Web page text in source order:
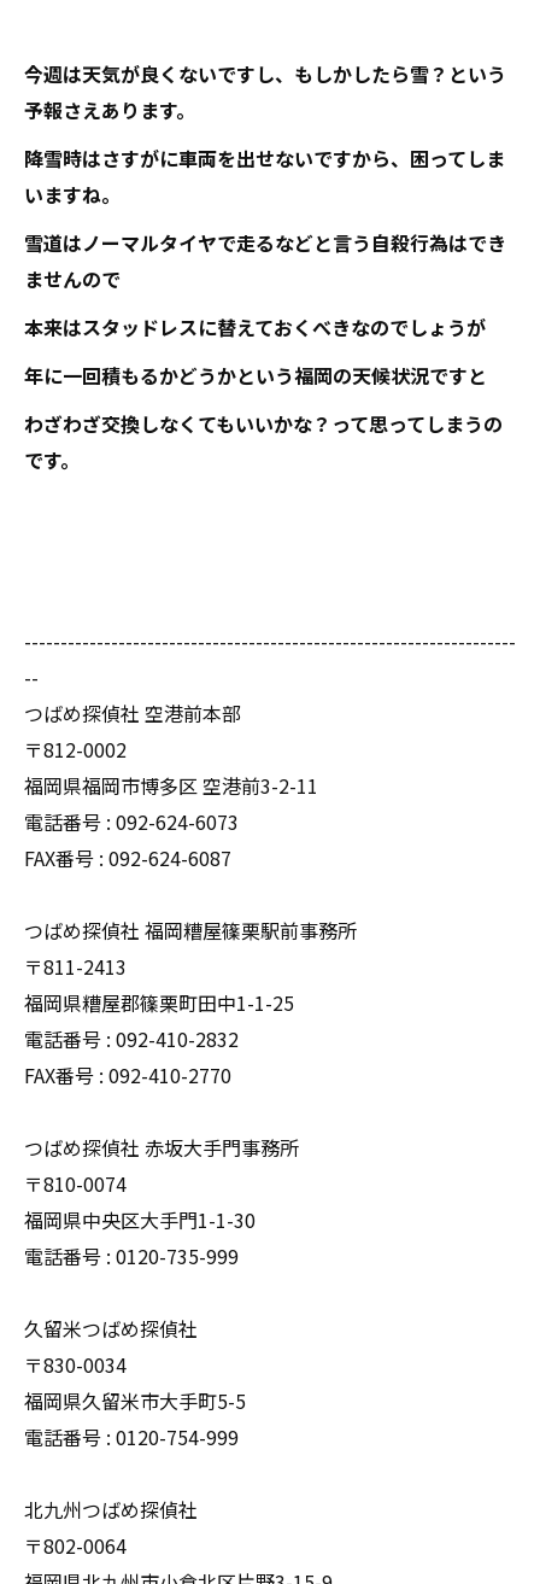
今週は天気が良くないですし、もしかしたら雪？という
予報さえあります。
降雪時はさすがに車両を出せないですから、困ってしま
いますね。
雪道はノーマルタイヤで走るなどと言う自殺行為はでき
ませんので
本来はスタッドレスに替えておくべきなのでしょうが
年に一回積もるかどうかという福岡の天候状況ですと
わざわざ交換しなくてもいいかな？って思ってしまうの
です。
--------------------------------------------------------------------
--
つばめ探偵社 空港前本部
〒812-0002
福岡県福岡市博多区 空港前3-2-11
電話番号 : 092-624-6073
FAX番号 : 092-624-6087
つばめ探偵社 福岡糟屋篠栗駅前事務所
〒811-2413
福岡県糟屋郡篠栗町田中1-1-25
電話番号 : 092-410-2832
FAX番号 : 092-410-2770
つばめ探偵社 赤坂大手門事務所
〒810-0074
福岡県中央区大手門1-1-30
電話番号 : 0120-735-999
久留米つばめ探偵社
〒830-0034
福岡県久留米市大手町5-5
電話番号 : 0120-754-999
北九州つばめ探偵社
〒802-0064